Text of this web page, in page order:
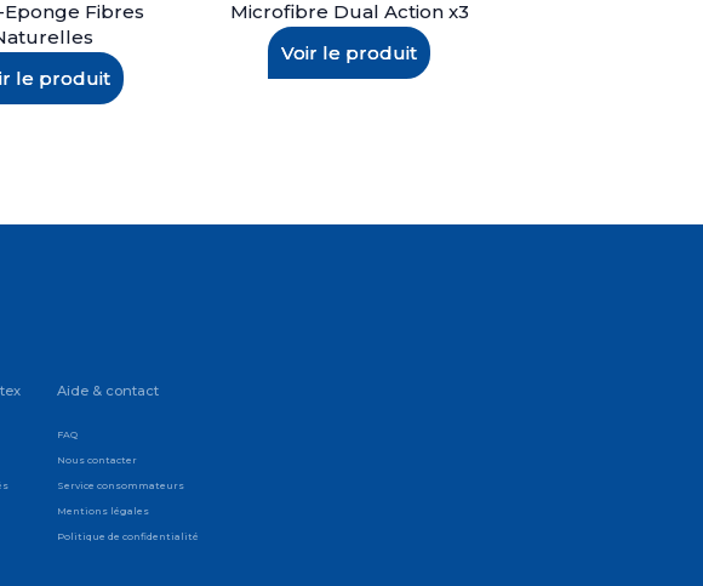
Eponge Fibres
le produit
Microfibre Dual Action x3
Voir le produit
Aide & contact
FAQ
Nous contacter
Service consommateurs
Mentions légales
Politique de confidentialité